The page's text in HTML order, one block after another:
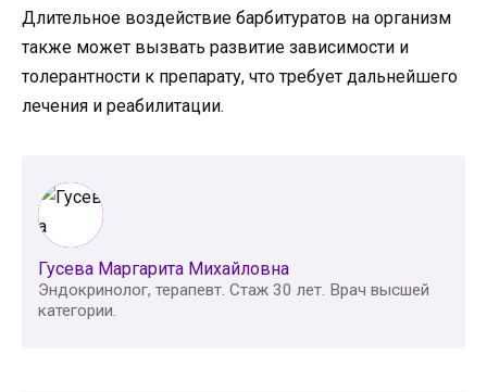
Длительное воздействие барбитуратов на организм
также может вызвать развитие зависимости и
толерантности к препарату, что требует дальнейшего
лечения и реабилитации.
Гусева Маргарита Михайловна
Эндокринолог, терапевт. Стаж 30 лет. Врач высшей
категории.